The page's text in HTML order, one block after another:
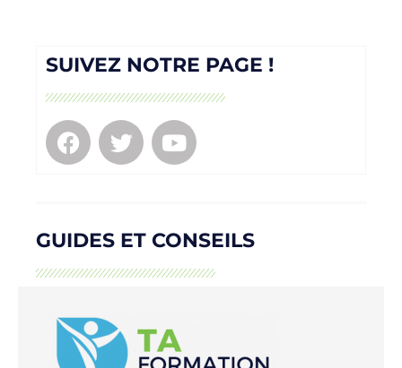
SUIVEZ NOTRE PAGE !
GUIDES ET CONSEILS